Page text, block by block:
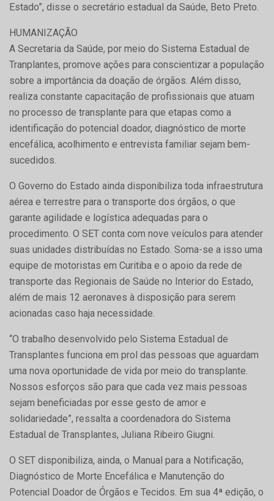
Estado”, disse o secretário estadual da Saúde, Beto Preto.
HUMANIZAÇÃO
A Secretaria da Saúde, por meio do Sistema Estadual de
Tranplantes, promove ações para conscientizar a população
sobre a importância da doação de órgãos. Além disso,
realiza constante capacitação de profissionais que atuam
no processo de transplante para que etapas como a
identificação do potencial doador, diagnóstico de morte
encefálica, acolhimento e entrevista familiar sejam bem-
sucedidos.
O Governo do Estado ainda disponibiliza toda infraestrutura
aérea e terrestre para o transporte dos órgãos, o que
garante agilidade e logística adequadas para o
procedimento. O SET conta com nove veículos para atender
suas unidades distribuídas no Estado. Soma-se a isso uma
equipe de motoristas em Curitiba e o apoio da rede de
transporte das Regionais de Saúde no Interior do Estado,
além de mais 12 aeronaves à disposição para serem
acionadas caso haja necessidade.
“O trabalho desenvolvido pelo Sistema Estadual de
Transplantes funciona em prol das pessoas que aguardam
uma nova oportunidade de vida por meio do transplante.
Nossos esforços são para que cada vez mais pessoas
sejam beneficiadas por esse gesto de amor e
solidariedade”, ressalta a coordenadora do Sistema
Estadual de Transplantes, Juliana Ribeiro Giugni.
O SET disponibiliza, ainda, o Manual para a Notificação,
Diagnóstico de Morte Encefálica e Manutenção do
Potencial Doador de Órgãos e Tecidos. Em sua 4ª edição, o